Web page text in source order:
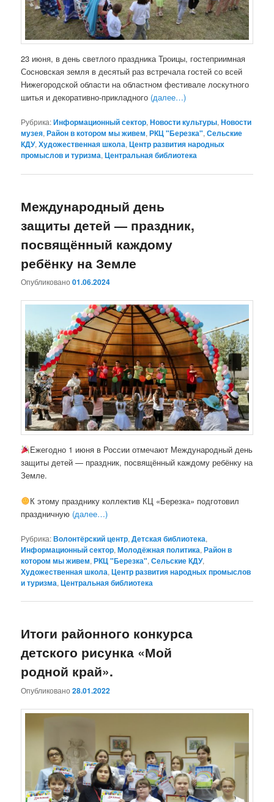
23 июня, в день светлого праздника Троицы, гостеприимная
Сосновская земля в десятый раз встречала гостей со всей
Нижегородской области на областном фестивале лоскутного
шитья и декоративно-прикладного (далее…)
Рубрика:Информационный сектор,Новости культуры,Новости
музея,Район в котором мы живем,РКЦ "Березка",Сельские
КДУ,Художественная школа,Центр развития народных
промыслов и туризма,Центральная библиотека
Международный день
защиты детей — праздник,
посвящённый каждому
ребёнку на Земле
Опубликовано01.06.2024
Ежегодно 1 июня в России отмечают Международный день
защиты детей — праздник, посвящённый каждому ребёнку на
Земле.
К этому празднику коллектив КЦ «Березка» подготовил
праздничную (далее…)
Рубрика:Волонтёрский центр,Детская библиотека,
Информационный сектор,Молодёжная политика,Район в
котором мы живем,РКЦ "Березка",Сельские КДУ,
Художественная школа,Центр развития народных промыслов
и туризма,Центральная библиотека
Итоги районного конкурса
детского рисунка «Мой
родной край».
Опубликовано28.01.2022